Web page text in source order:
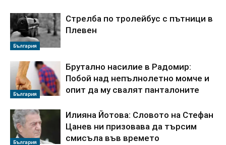
България
Стрелба по тролейбус с пътници в
Плевен
България
Брутално насилие в Радомир:
Побой над непълнолетно момче и
опит да му свалят панталоните
България
Илияна Йотова: Словото на Стефан
Цанев ни призовава да търсим
смисъла във времето